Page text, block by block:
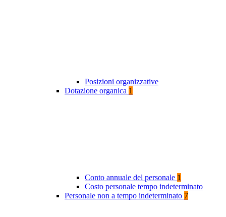
Posizioni organizzative
Dotazione organica 1
Conto annuale del personale 1
Costo personale tempo indeterminato
Personale non a tempo indeterminato 7